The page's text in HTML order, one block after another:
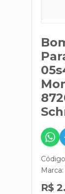
Marca:
R$